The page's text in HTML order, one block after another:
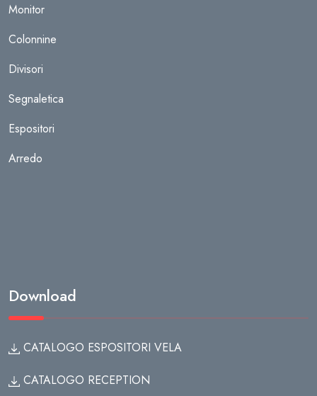
Monitor
Colonnine
Divisori
Segnaletica
Espositori
Arredo
Download
CATALOGO ESPOSITORI VELA
CATALOGO RECEPTION